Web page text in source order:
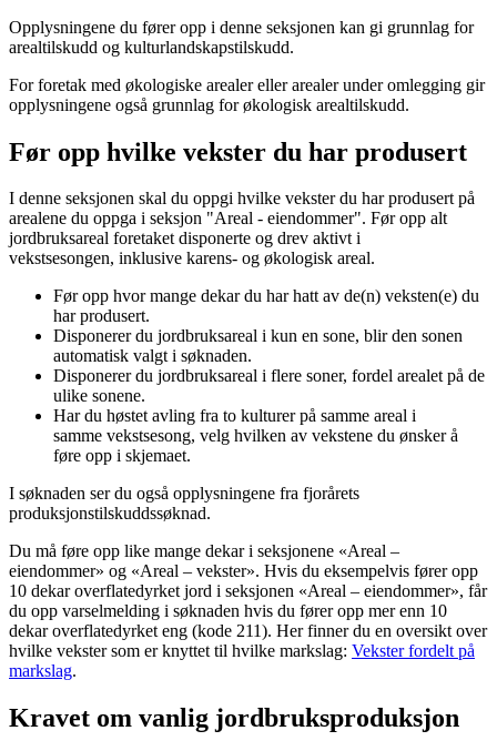
Opplysningene du fører opp i denne seksjonen kan gi grunnlag for
arealtilskudd og kulturlandskapstilskudd.
For foretak med økologiske arealer eller arealer under omlegging gir
opplysningene også grunnlag for økologisk arealtilskudd.
Før opp hvilke vekster du har produsert
I denne seksjonen skal du oppgi hvilke vekster du har produsert på
arealene du oppga i seksjon "Areal - eiendommer". Før opp alt
jordbruksareal foretaket disponerte og drev aktivt i
vekstsesongen, inklusive karens- og økologisk areal.
Før opp hvor mange dekar du har hatt av de(n) veksten(e) du
har produsert.
Disponerer du jordbruksareal i kun en sone, blir den sonen
automatisk valgt i søknaden.
Disponerer du jordbruksareal i flere soner, fordel arealet på de
ulike sonene.
Har du høstet avling fra to kulturer på samme areal i
samme vekstsesong, velg hvilken av vekstene du ønsker å
føre opp i skjemaet.
I søknaden ser du også opplysningene fra fjorårets
produksjonstilskuddssøknad.
Du må føre opp like mange dekar i seksjonene «Areal –
eiendommer» og «Areal – vekster». Hvis du eksempelvis fører opp
10 dekar overflatedyrket jord i seksjonen «Areal – eiendommer», får
du opp varselmelding i søknaden hvis du fører opp mer enn 10
dekar overflatedyrket eng (kode 211). Her finner du en oversikt over
hvilke vekster som er knyttet til hvilke markslag: Vekster fordelt på
markslag.
Kravet om vanlig jordbruksproduksjon